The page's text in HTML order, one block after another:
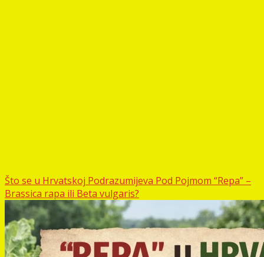
Što se u Hrvatskoj Podrazumijeva Pod Pojmom “Repa” –
Brassica rapa ili Beta vulgaris?